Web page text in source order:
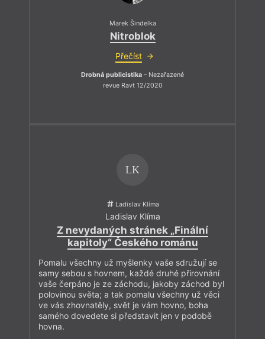
Marek Šindelka
Nitroblok
Přečíst
Drobná publicistika – Nezařazené
revue Ravt 12/2020
LK
Ladislav Klíma
Ladislav Klíma
Z nevydaných stránek „Finální
kapitoly“ Českého románu
Pomalu všechny už myšlenky vaše sdružují se
samy sebou s hovnem, každé druhé přirovnání
vaše čerpáno je ze záchodu, jakoby záchod byl
polovinou světa; a tak pomalu všechny už věci
ve vás zhovnatěly, svět je vám hovno, boha
samého dovedete si představit jen v podobě
hovna.